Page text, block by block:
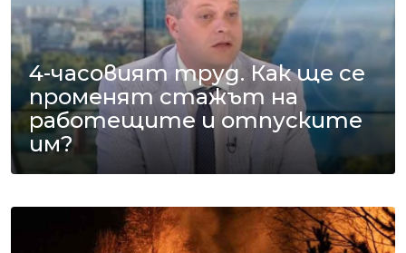
4-часовият труд. Как ще се
променят стажът на
работещите и отпуските
им?